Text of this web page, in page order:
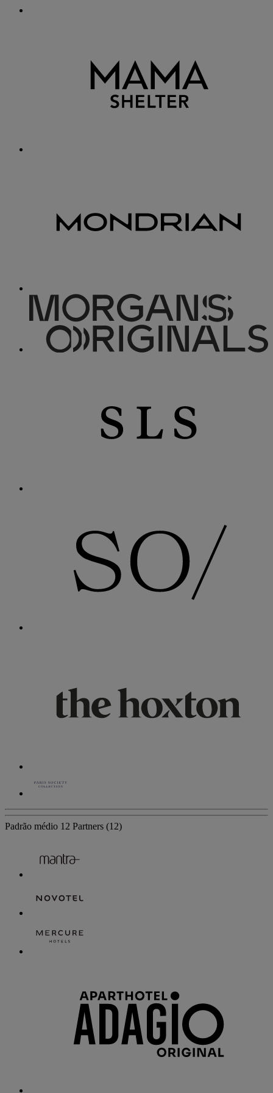
Padrão médio 12 Partners (12)